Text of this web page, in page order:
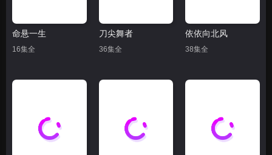
命悬一生
16集全
刀尖舞者
36集全
依依向北风
38集全